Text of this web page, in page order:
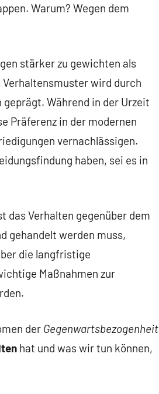
Warum? Wegen dem
stärker zu gewichten als
wird durch
Während in der Urzeit
Präferenz in der modernen
vernachlässigen.
haben, sei es in
das Verhalten gegenüber dem
gehandelt werden muss,
die langfristige
Maßnahmen zur
der Gegenwartsbezogenheit
hat und was wir tun können,